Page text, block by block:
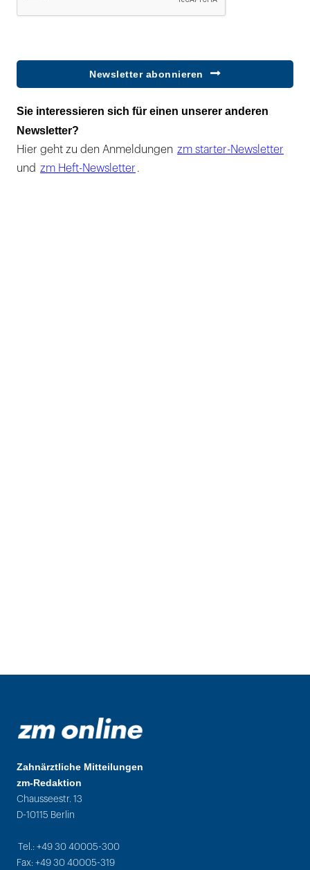
Newsletter abonnieren
Sie interessieren sich für einen unserer anderen
Newsletter?
Hier geht zu den Anmeldungen zm starter-Newsletter
und zm Heft-Newsletter .
Zahnärztliche Mitteilungen
zm-Redaktion
Chausseestr. 13
D-10115 Berlin
Tel.: +49 30 40005-300
Fax: +49 30 40005-319